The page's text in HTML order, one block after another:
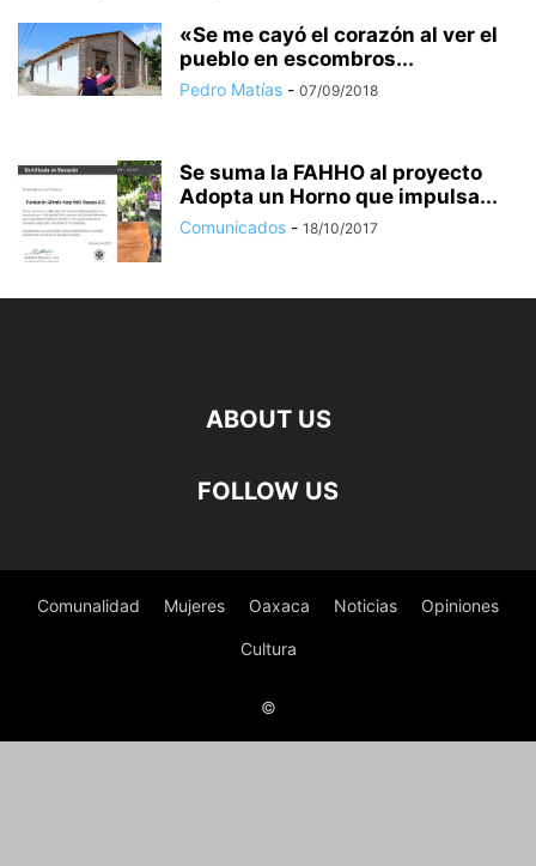
«Se me cayó el corazón al ver el
pueblo en escombros...
Pedro Matías - 07/09/2018
Se suma la FAHHO al proyecto
Adopta un Horno que impulsa...
Comunicados - 18/10/2017
ABOUT US
FOLLOW US
Comunalidad Mujeres Oaxaca Noticias Opiniones
Cultura
©